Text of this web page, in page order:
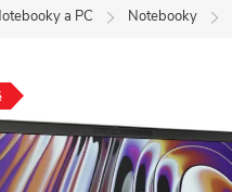
a PC Notebooky